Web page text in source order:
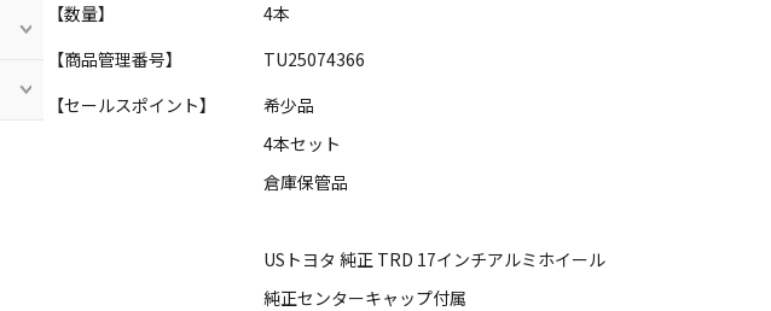
【数量】
4本
【商品管理番号】
TU25074366
【セールスポイント】
希少品
4本セット
倉庫保管品
USトヨタ 純正 TRD 17インチアルミホイール
純正センターキャップ付属